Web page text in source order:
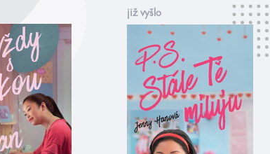
již vyšlo